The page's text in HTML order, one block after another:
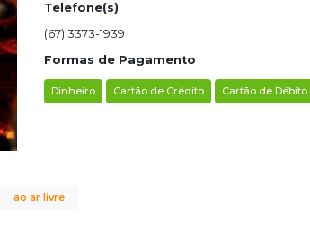
Telefone(s)
(67) 3373-1939
Formas de Pagamento
Dinheiro Cartão de Crédito Cartão de Débito
ao ar livre